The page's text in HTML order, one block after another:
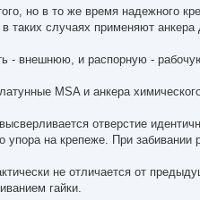
но в то же время надежного
случаях применяют анкера
- внешнюю, и распорную -
MSA и анкера
отверстие
на крепеже. При
не отличается от
гайки.